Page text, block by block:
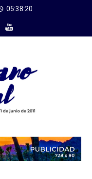
05:38:21